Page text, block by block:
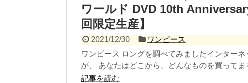
ワールド DVD 10th
回限定生産】
2021/12/30
ワンピース
ワンピース ロングを調べてみましたインター
が、 あなたはどこから、どんなものを買ってま
記事を読む